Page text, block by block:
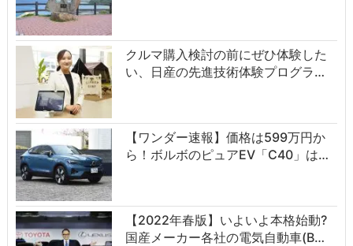
クルマ購入検討の前にぜひ体験した
い、日産の先進技術体験プログラ…
【ワンダー速報】価格は599万円か
ら！ボルボのピュアEV「C40」は…
【2022年春版】いよいよ本格始動?
国産メーカー各社の電気自動車(B…